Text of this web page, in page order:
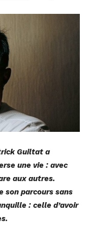
Guiltat a
une vie : avec
aux autres.
son parcours sans
: celle d’avoir